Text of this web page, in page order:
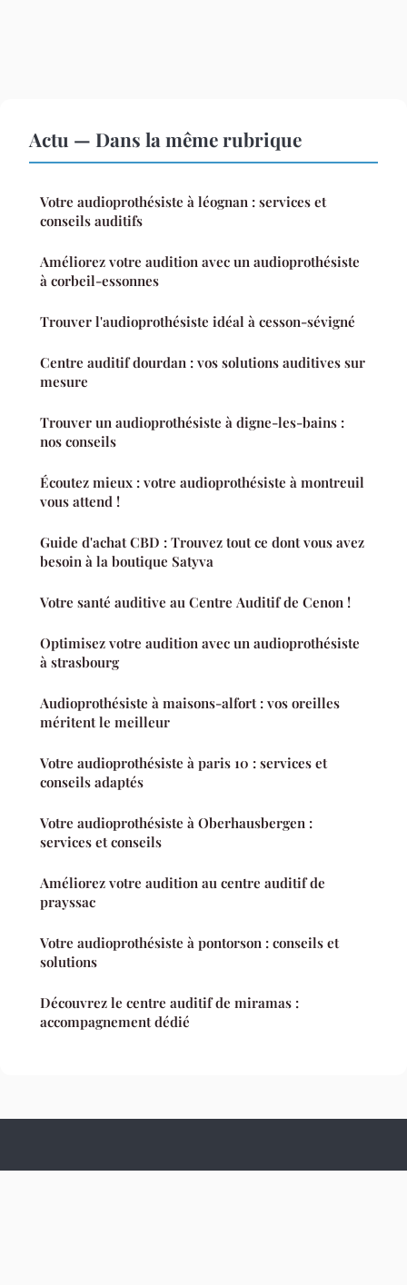
Actu — Dans la même rubrique
Votre audioprothésiste à léognan : services et
conseils auditifs
Améliorez votre audition avec un audioprothésiste
à corbeil-essonnes
Trouver l'audioprothésiste idéal à cesson-sévigné
Centre auditif dourdan : vos solutions auditives sur
mesure
Trouver un audioprothésiste à digne-les-bains :
nos conseils
Écoutez mieux : votre audioprothésiste à montreuil
vous attend !
Guide d'achat CBD : Trouvez tout ce dont vous avez
besoin à la boutique Satyva
Votre santé auditive au Centre Auditif de Cenon !
Optimisez votre audition avec un audioprothésiste
à strasbourg
Audioprothésiste à maisons-alfort : vos oreilles
méritent le meilleur
Votre audioprothésiste à paris 10 : services et
conseils adaptés
Votre audioprothésiste à Oberhausbergen :
services et conseils
Améliorez votre audition au centre auditif de
prayssac
Votre audioprothésiste à pontorson : conseils et
solutions
Découvrez le centre auditif de miramas :
accompagnement dédié
Culture Hopital